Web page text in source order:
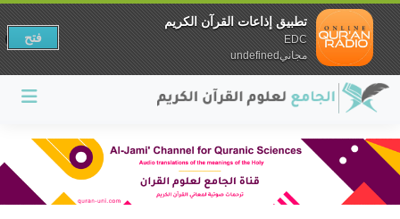
تطبيق إذاعات القرآن الكريم
EDC
مجانيundefined
فتح